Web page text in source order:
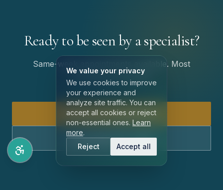
Ready to be seen by a specialist?
Same-week appointments available. Most
insurances accepted.
Request an Appointment
Call 909-567-2024
We value your privacy
We use cookies to improve
your experience and
analyze site traffic. You can
accept all cookies or reject
non-essential ones. Learn
more.
Reject
Accept all